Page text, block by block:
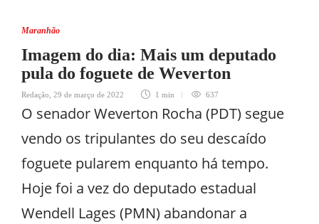
Maranhão
Imagem do dia: Mais um deputado
pula do foguete de Weverton
Redação 29 de março de 2022 1 min 637
O senador Weverton Rocha (PDT) segue
vendo os tripulantes do seu descaído
foguete pularem enquanto há tempo.
Hoje foi a vez do deputado estadual
Wendell Lages (PMN) abandonar a